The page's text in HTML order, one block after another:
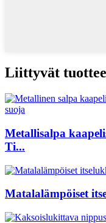
Liittyvät
Metallisalpa
Ti...
Matalalämpöiset